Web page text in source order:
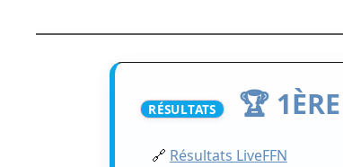
RÉSULTATS 🏆
🔗 Résultats LiveFFN